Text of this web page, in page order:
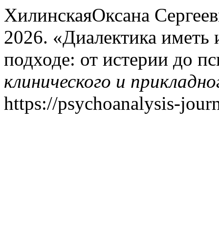
ХилинскаяОксана
2026. «Диалектика иметь
подходе: от истерии до
клинического и
https://psychoanalysis-